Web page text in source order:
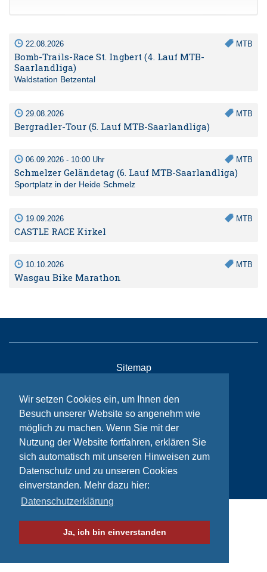
Wir setzen Cookies ein, um Ihnen den
Besuch unserer Website so angenehm wie
möglich zu machen. Wenn Sie mit der
Nutzung der Website fortfahren, erklären Sie
sich automatisch mit unseren Hinweisen zum
Datenschutz und zu unseren Cookies
einverstanden. Mehr dazu hier:
Datenschutzerklärung
Ja, ich bin einverstanden
22.08.2026 MTB
Bomb-Trails-Race St. Ingbert (4. Lauf MTB-
Saarlandliga)
Waldstation Betzental
29.08.2026 MTB
Bergradler-Tour (5. Lauf MTB-Saarlandliga)
06.09.2026 - 10:00 Uhr MTB
Schmelzer Geländetag (6. Lauf MTB-Saarlandliga)
Sportplatz in der Heide Schmelz
19.09.2026 MTB
CASTLE RACE Kirkel
10.10.2026 MTB
Wasgau Bike Marathon
Sitemap
Impressum
Datenschutzhinweise
© Bikeaid 2026